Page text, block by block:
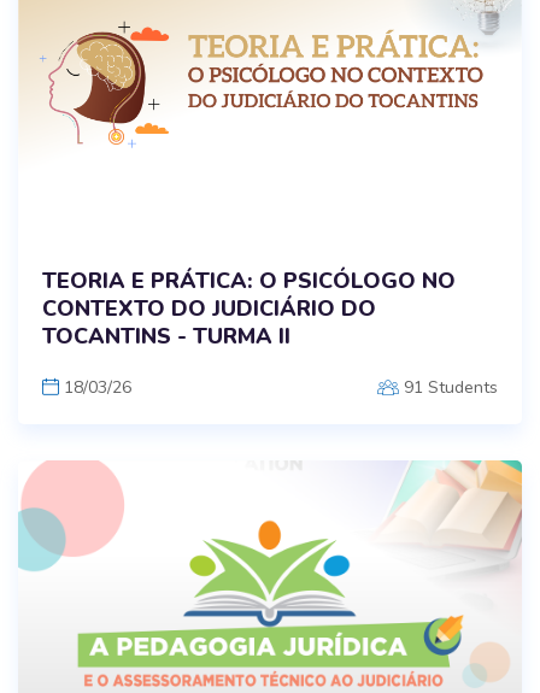
TEORIA E PRÁTICA: O PSICÓLOGO NO
CONTEXTO DO JUDICIÁRIO DO
TOCANTINS - TURMA II
18/03/26 91 Students